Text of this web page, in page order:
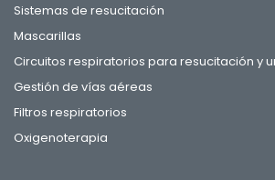
Sistemas de resucitación
Mascarillas
Circuitos respiratorios para resucitación y
Gestión de vías aéreas
Filtros respiratorios
Oxigenoterapia